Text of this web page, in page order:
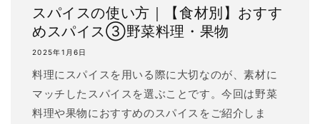
スパイスの使い方｜【食材別】おすす
めスパイス③野菜料理・果物
2025年1月6日
料理にスパイスを用いる際に大切なのが、素材に
マッチしたスパイスを選ぶことです。今回は野菜
料理や果物におすすめのスパイスをご紹介しま